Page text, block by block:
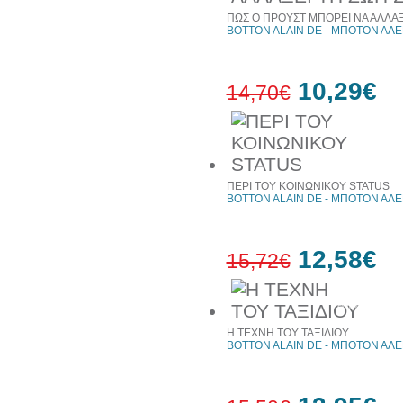
30%
ΠΩΣ Ο ΠΡΟΥΣΤ ΜΠΟΡΕΙ ΝΑ
BOTTON ALAIN DE - ΜΠΟΤΟΝ
14,70€ 10,29€
έκπτωση
ΠΕΡΙ ΤΟΥ ΚΟΙΝΩΝΙΚΟΥ STATUS
BOTTON ALAIN DE - ΜΠΟΤΟΝ
15,72€ 12,58€
Η ΤΕΧΝΗ ΤΟΥ ΤΑΞΙΔΙΟΥ
BOTTON ALAIN DE - ΜΠΟΤΟΝ